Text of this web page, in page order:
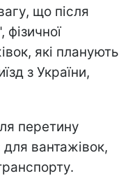
що після
які планують
з України,
перетину
вантажівок,